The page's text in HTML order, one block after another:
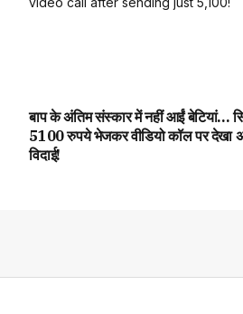
बाप के अंतिम संस्कार में नहीं आईं बेटियां…
5100 रुपये भेजकर वीडियो कॉल पर देखा
विदाई!